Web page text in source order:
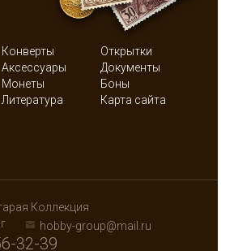
Конверты
Открытки
Аксессуары
Документы
Монеты
Боны
Литература Карта сайта
Коллекция
hobby-group@mail.ru
32-39